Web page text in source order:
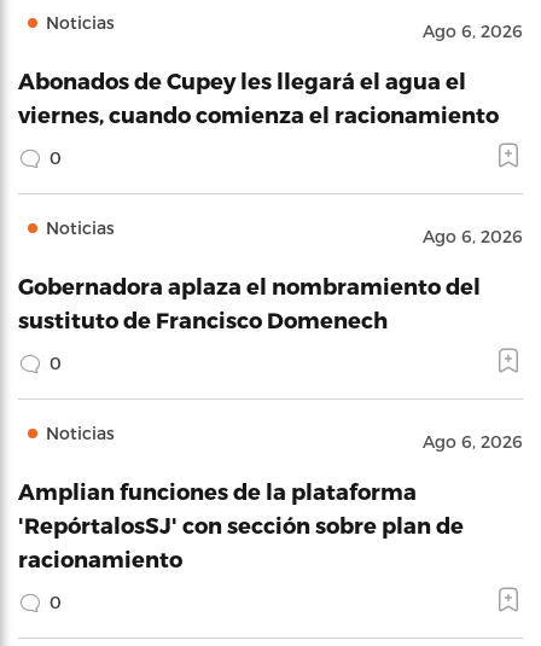
Noticias Ago 6, 2026
Abonados de Cupey les llegará el agua el
viernes, cuando comienza el racionamiento
0
Noticias Ago 6, 2026
Gobernadora aplaza el nombramiento del
sustituto de Francisco Domenech
0
Noticias Ago 6, 2026
Amplian funciones de la plataforma
'RepórtalosSJ' con sección sobre plan de
racionamiento
0